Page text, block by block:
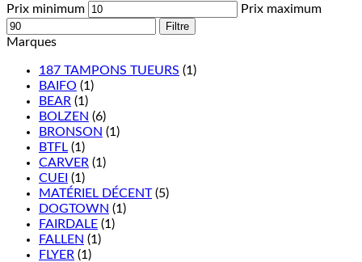
Prix minimum
Prix maximum
Filtre
Marques
187 TAMPONS TUEURS (1)
BAIFO (1)
BEAR (1)
BOLZEN (6)
BRONSON (1)
BTFL (1)
CARVER (1)
CUEI (1)
MATÉRIEL DÉCENT (5)
DOGTOWN (1)
FAIRDALE (1)
FALLEN (1)
FLYER (1)